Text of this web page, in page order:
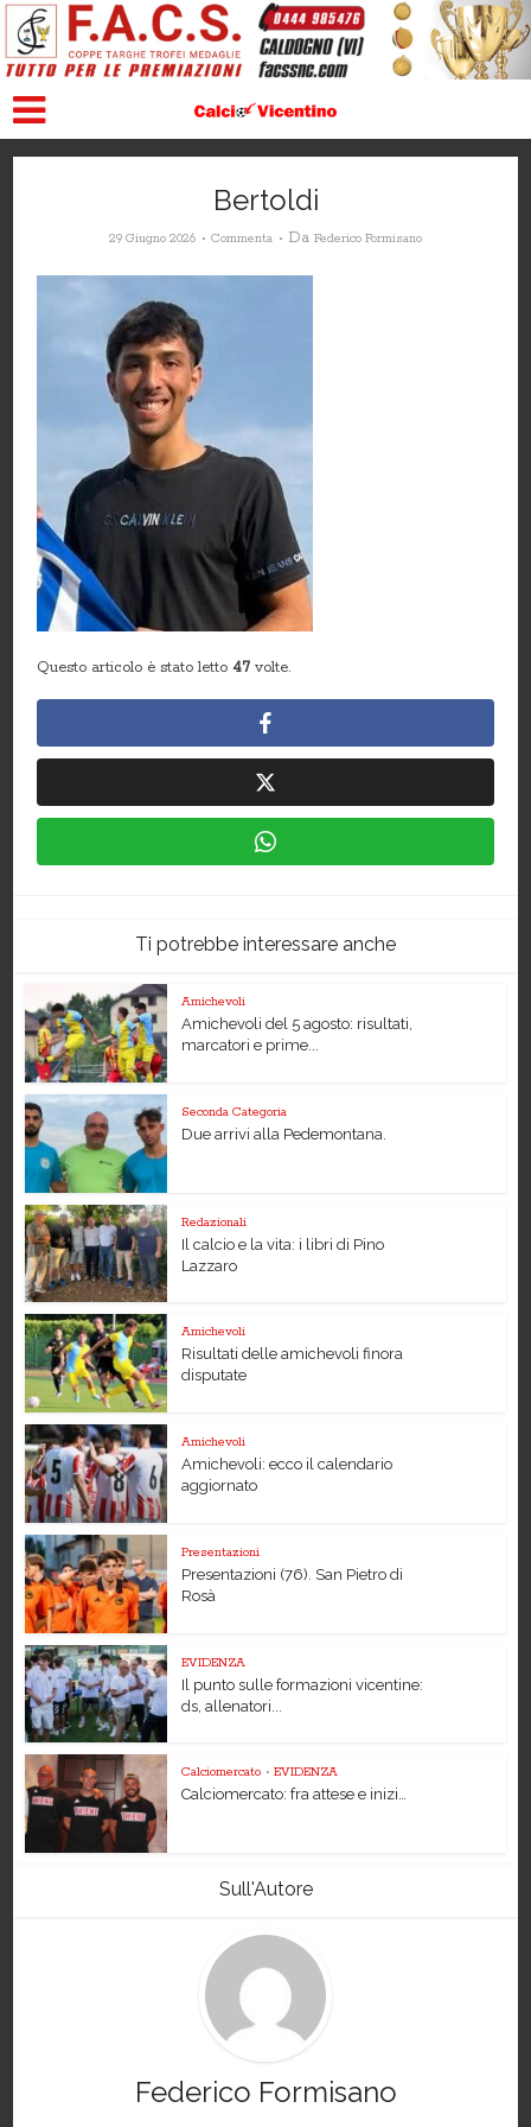
Bertoldi
29 Giugno 2026 Commenta Da Federico Formisano
Questo articolo è stato letto 47 volte.
Ti potrebbe interessare anche
Amichevoli
Amichevoli del 5 agosto: risultati,
marcatori e prime...
Seconda Categoria
Due arrivi alla Pedemontana.
Redazionali
Il calcio e la vita: i libri di Pino
Lazzaro
Amichevoli
Risultati delle amichevoli finora
disputate
Amichevoli
Amichevoli: ecco il calendario
aggiornato
Presentazioni
Presentazioni (76). San Pietro di
Rosà
EVIDENZA
Il punto sulle formazioni vicentine:
ds, allenatori...
Calciomercato • EVIDENZA
Calciomercato: fra attese e inizi…
Sull'Autore
Federico Formisano